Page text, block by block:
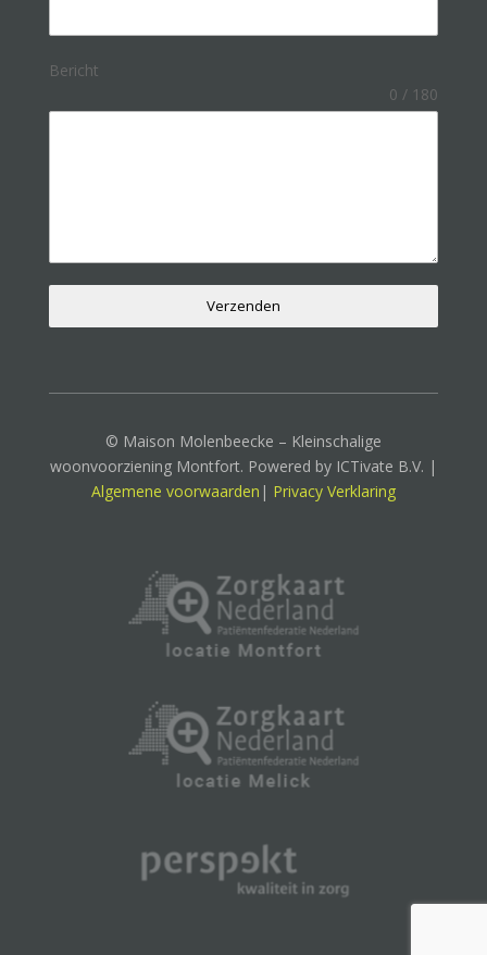
Bericht
0 / 180
Verzenden
© Maison Molenbeecke – Kleinschalige
woonvoorziening Montfort. Powered by ICTivate B.V. |
Algemene voorwaarden | Privacy Verklaring